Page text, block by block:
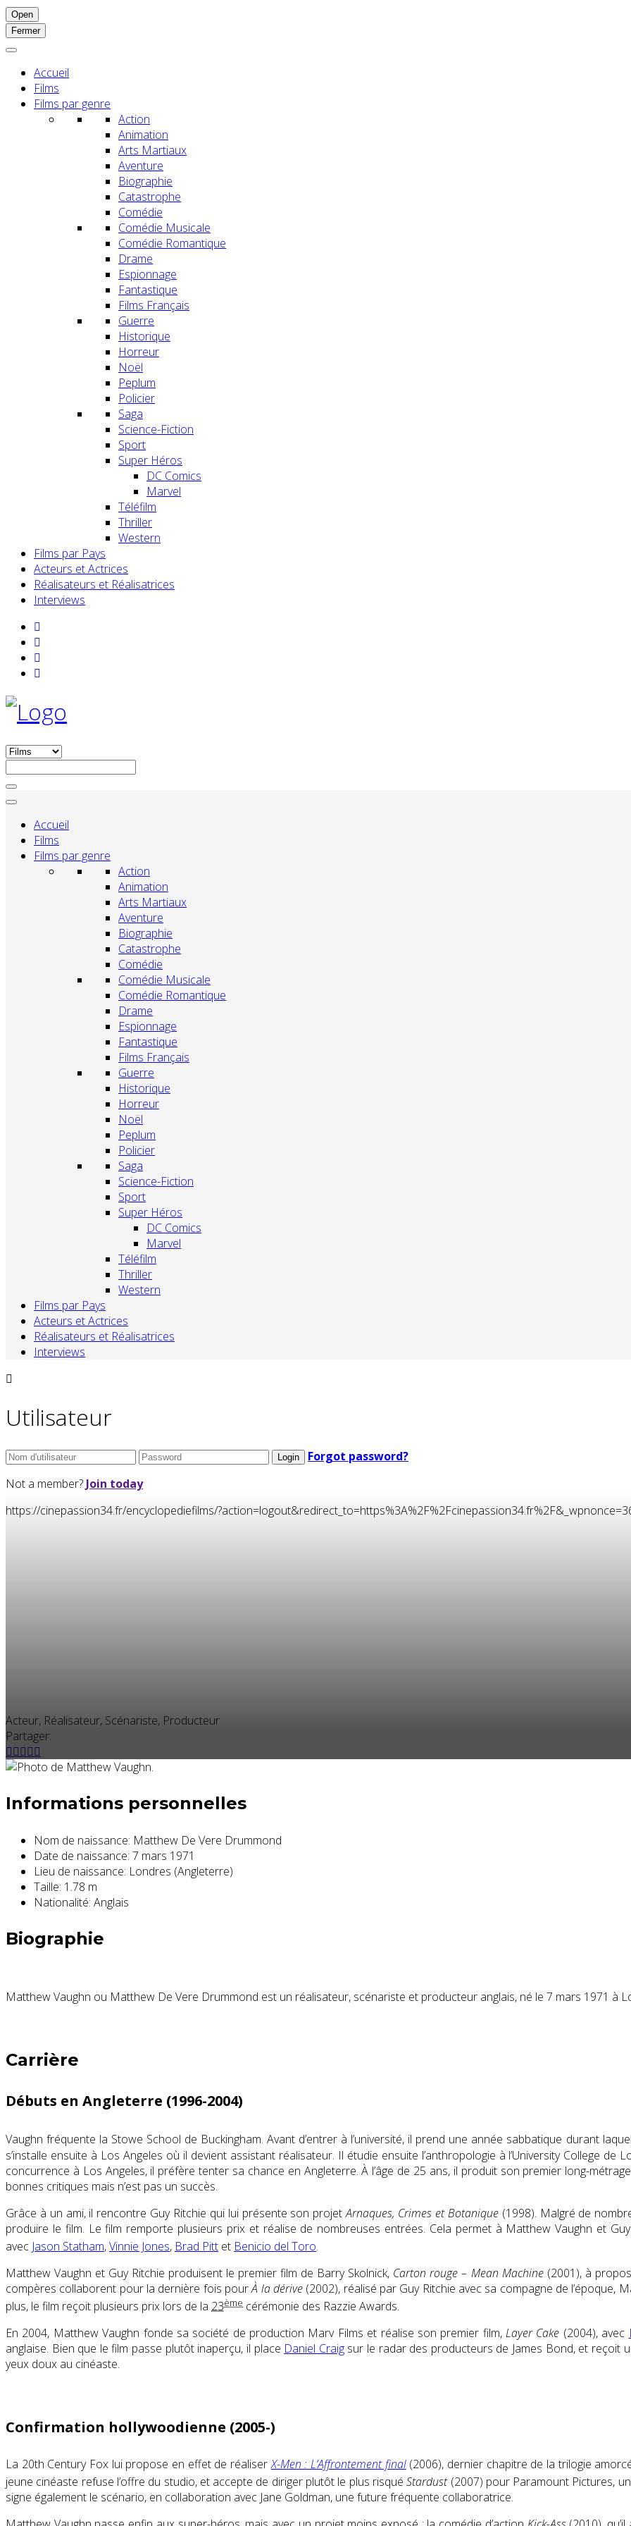
Open
Fermer
Accueil
Films
Films par genre
Action
Animation
Arts Martiaux
Aventure
Biographie
Catastrophe
Comédie
Comédie Musicale
Comédie Romantique
Drame
Espionnage
Fantastique
Films Français
Guerre
Historique
Horreur
Noël
Peplum
Policier
Saga
Science-Fiction
Sport
Super Héros
DC Comics
Marvel
Téléfilm
Thriller
Western
Films par Pays
Acteurs et Actrices
Réalisateurs et Réalisatrices
Interviews
Accueil
Films
Films par genre
Action
Animation
Arts Martiaux
Aventure
Biographie
Catastrophe
Comédie
Comédie Musicale
Comédie Romantique
Drame
Espionnage
Fantastique
Films Français
Guerre
Historique
Horreur
Noël
Peplum
Policier
Saga
Science-Fiction
Sport
Super Héros
DC Comics
Marvel
Téléfilm
Thriller
Western
Films par Pays
Acteurs et Actrices
Réalisateurs et Réalisatrices
Interviews
Utilisateur
Forgot password?
Not a member? Join today
https://cinepassion34.fr/encyclopediefilms/
Acteur, Réalisateur, Scénariste, Producteur
Partager:
Informations personnelles
Nom de naissance: Matthew De Vere Drummond
Date de naissance: 7 mars 1971
Lieu de naissance: Londres (Angleterre)
Taille: 1.78 m
Nationalité: Anglais
Biographie
Matthew Vaughn ou Matthew De Vere Drummond est un réalisateur, scénariste et producteur anglais, né le 7 mars 1971 à
Carrière
Débuts en Angleterre (1996-2004)
Vaughn fréquente la Stowe School de Buckingham. Avant d’entrer à l’université, il prend une année sabbatique durant
s’installe ensuite à Los Angeles où il devient assistant réalisateur. Il étudie ensuite l’anthropologie à l’University College
concurrence à Los Angeles, il préfère tenter sa chance en Angleterre. À l’âge de 25 ans, il produit son premier long-
bonnes critiques mais n’est pas un succès.
Grâce à un ami, il rencontre Guy Ritchie qui lui présente son projetArnaques, Crimes et Botanique(1998). Malgré de
produire le film. Le film remporte plusieurs prix et réalise de nombreuses entrées. Cela permet à Matthew Vaughn et
avec Jason Statham,Vinnie Jones, Brad Pitt et Benicio del Toro.
Matthew Vaughn et Guy Ritchie produisent le premier film de Barry Skolnick, Carton rouge – Mean Machine(2001), à
compères collaborent pour la dernière fois pourÀ la dérive (2002), réalisé par Guy Ritchie avec sa compagne de l’époque,
plus, le film reçoit plusieurs prix lors de la 23ème cérémonie des Razzie Awards.
En 2004, Matthew Vaughn fonde sa société de production Marv Films et réalise son premier film, Layer Cake (2004), avec
anglaise. Bien que le film passe plutôt inaperçu, il place Daniel Craigsur le radar des producteurs de James Bond, et reçoit
yeux doux au cinéaste.
Confirmation hollywoodienne (2005-)
La 20th Century Fox lui propose en effet de réaliserX-Men : L’Affrontement final(2006), dernier chapitre de la trilogie
jeune cinéaste refuse l’offre du studio, et accepte de diriger plutôt le plus risquéStardust(2007) pour Paramount Pictures,
signe également le scénario, en collaboration avec Jane Goldman, une future fréquente collaboratrice.